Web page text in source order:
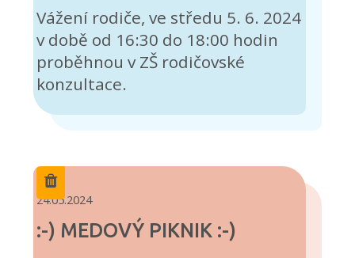
Vážení rodiče, ve středu 5. 6. 2024
v době od 16:30 do 18:00 hodin
proběhnou v ZŠ rodičovské
konzultace.
24.05.2024
:-) MEDOVÝ PIKNIK :-)